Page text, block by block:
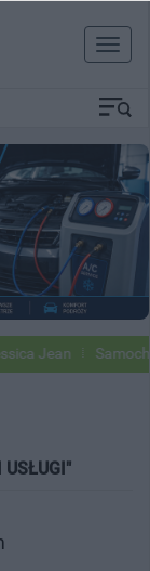
Toggle
Jean
USŁUGI"